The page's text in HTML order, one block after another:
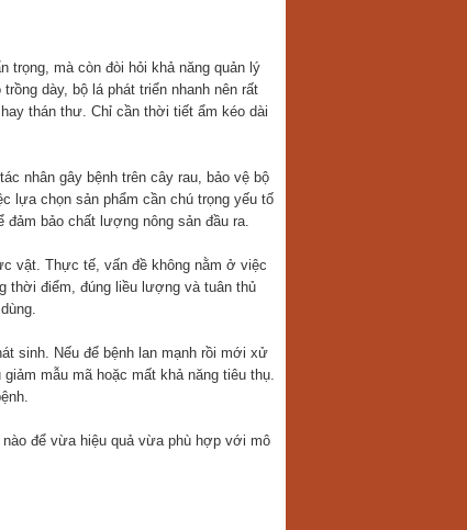
trọng, mà còn đòi hỏi khả năng quản lý
dày, bộ lá phát triển nhanh nên rất
thán thư. Chỉ cần thời tiết ẩm kéo dài
nhân gây bệnh trên cây rau, bảo vệ bộ
lựa chọn sản phẩm cần chú trọng yếu tố
đảm bảo chất lượng nông sản đầu ra.
vật. Thực tế, vấn đề không nằm ở việc
thời điểm, đúng liều lượng và tuân thủ
sinh. Nếu để bệnh lan mạnh rồi mới xử
mẫu mã hoặc mất khả năng tiêu thụ.
để vừa hiệu quả vừa phù hợp với mô